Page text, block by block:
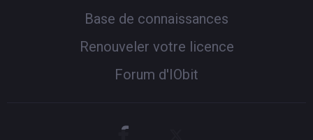
Base de connaissances
Renouveler votre licence
Forum d'IObit